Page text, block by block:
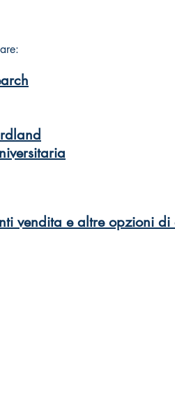
vendita e altre opzioni di